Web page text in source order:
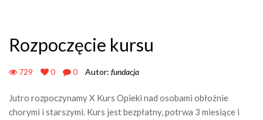
Rozpoczęcie kursu
729 0 0 Autor: fundacja
Jutro rozpoczynamy X Kurs Opieki nad osobami obłożnie
chorymi i starszymi. Kurs jest bezpłatny, potrwa 3 miesiące i